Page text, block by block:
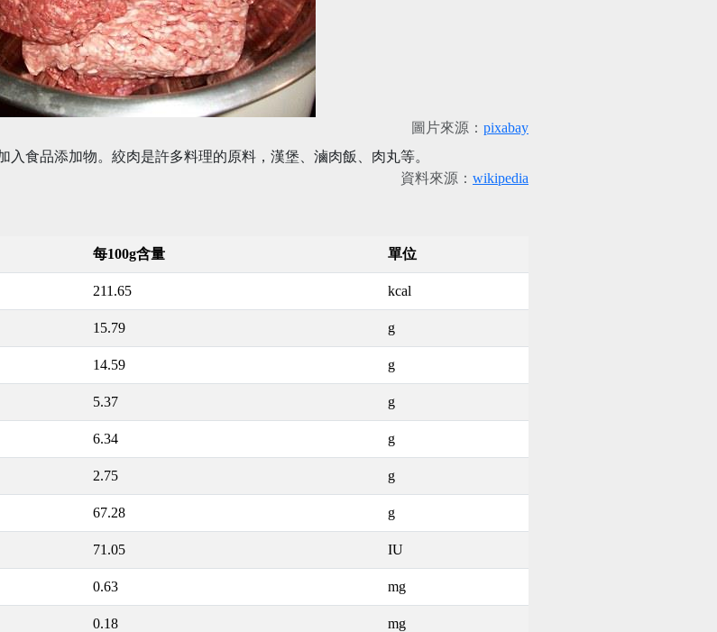
圖片來源： pixabay
食品添加物。絞肉是許多料理的原料，漢堡、滷肉飯、肉丸等。
資料來源： wikipedia
每100g含量 單位
211.65 kcal
15.79 g
14.59 g
5.37 g
6.34 g
2.75 g
67.28 g
71.05 IU
0.63 mg
0.18 mg